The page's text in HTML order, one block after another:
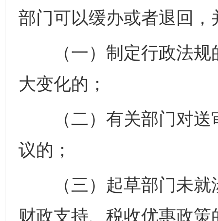
部门可以缓办或者退回
（一）制定行政法规
大变化的；
（二）有关部门对送
议的；
（三）起草部门未就
财政支持、税收优惠政